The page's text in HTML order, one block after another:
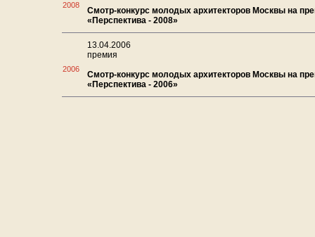
2008
Смотр-конкурс молодых архитекторов Москвы на
«Перспектива - 2008»
2006
13.04.2006
премия
Смотр-конкурс молодых архитекторов Москвы на
«Перспектива - 2006»